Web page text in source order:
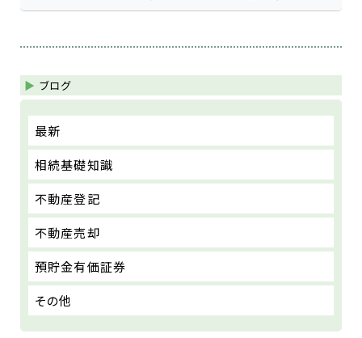
ブログ
最新
相続基礎知識
不動産登記
不動産売却
預貯金有価証券
その他